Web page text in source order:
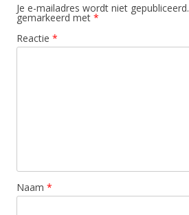
Je e-mailadres wordt niet gepubliceerd.
gemarkeerd met *
Reactie *
Naam *